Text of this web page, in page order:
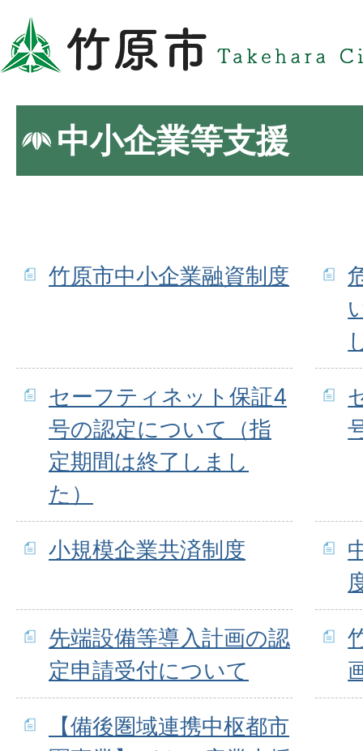
中小企業等支援
竹原市中小企業融資制度
セーフティネット保証4
号の認定について（指
定期間は終了しまし
た）
小規模企業共済制度
先端設備等導入計画の認
定申請受付について
【備後圏域連携中枢都市